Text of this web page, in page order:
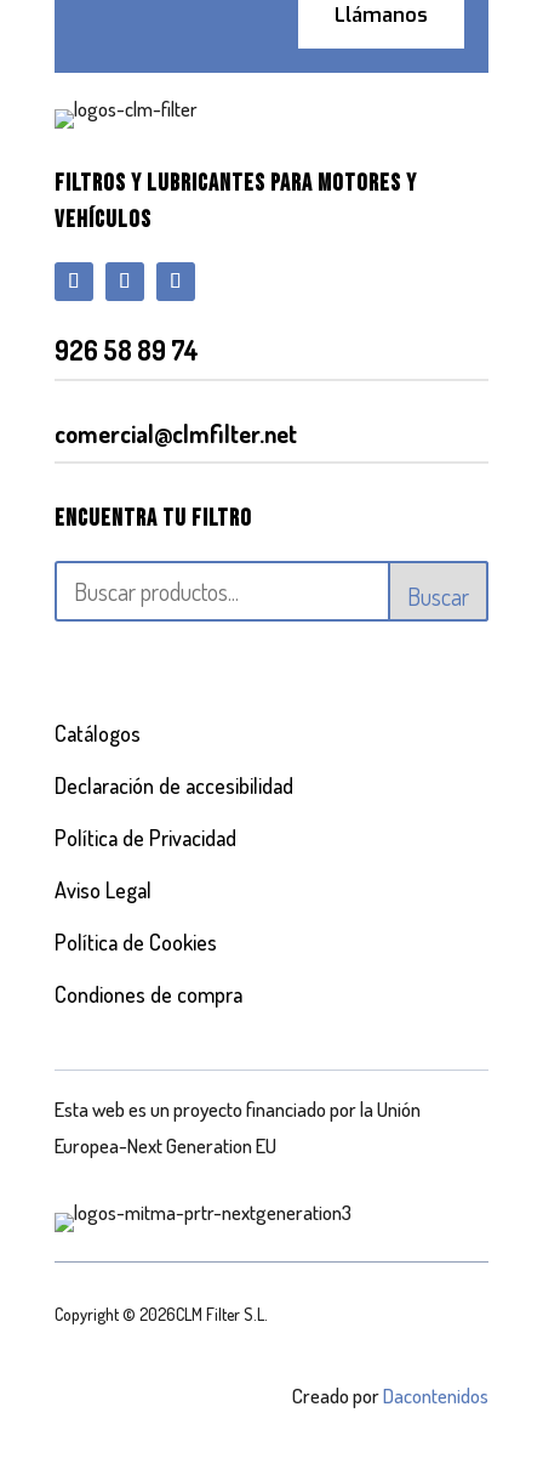
Llámanos
FILTROS Y LUBRICANTES PARA MOTORES Y
VEHÍCULOS
926 58 89 74
comercial@clmfilter.net
Encuentra tu filtro
Buscar
Catálogos
Declaración de accesibilidad
Política de Privacidad
Aviso Legal
Política de Cookies
Condiones de compra
Esta web es un proyecto financiado por la Unión
Europea-Next Generation EU
Copyright © 2026CLM Filter S.L.
Creado porDacontenidos